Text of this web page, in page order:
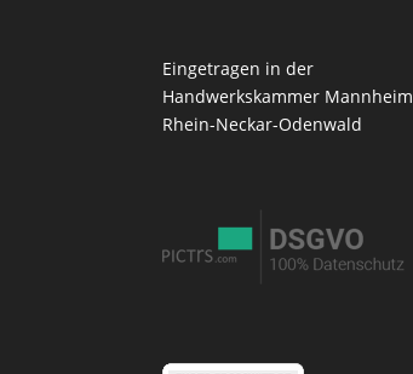
Eingetragen in der
Handwerkskammer Mannheim
Rhein-Neckar-Odenwald